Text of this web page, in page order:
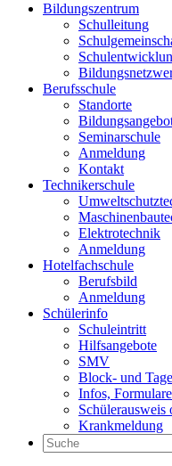
Bildungszentrum
Schulleitung
Berufsschule
Standorte
Seminarschule
Anmeldung
Kontakt
Technikerschule
Elektrotechnik
Anmeldung
Hotelfachschule
Berufsbild
Anmeldung
Schülerinfo
Schuleintritt
Hilfsangebote
SMV
Block- und
Infos,
Schülerausweis
Krankmeldung